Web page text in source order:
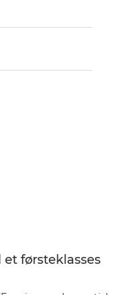
førsteklasses